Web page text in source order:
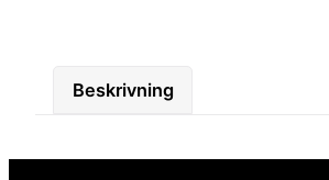
Beskrivning